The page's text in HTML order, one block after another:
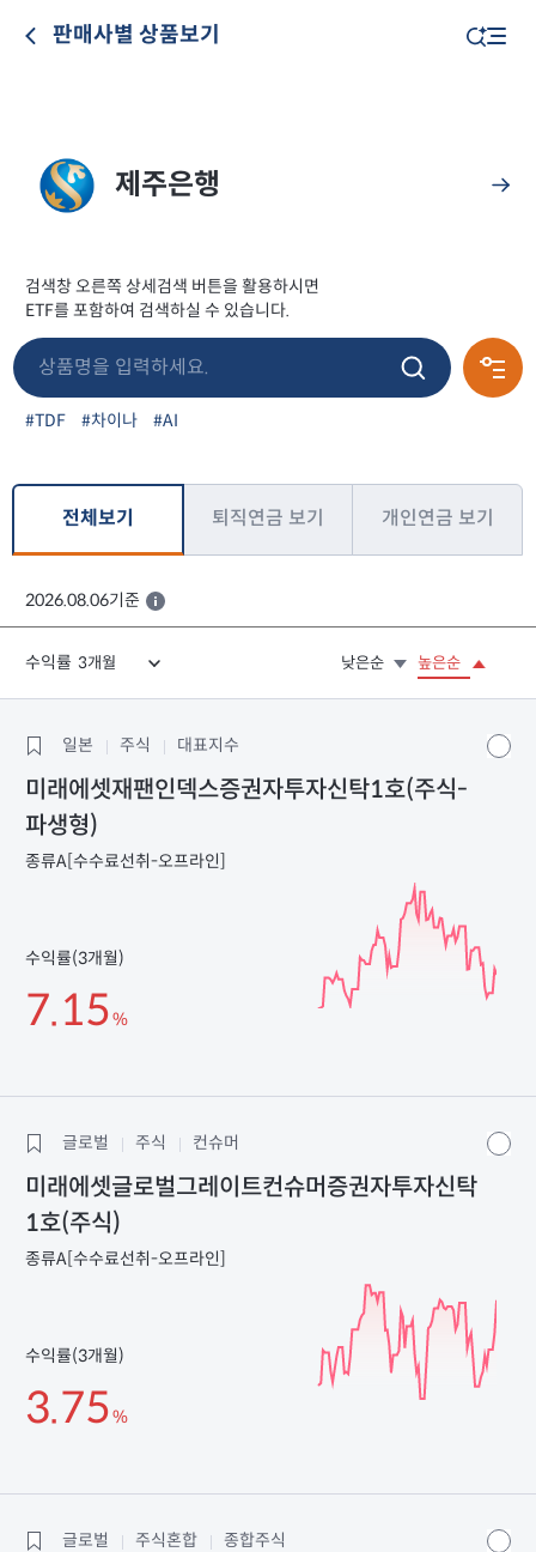
판매사별 상품보기
제주은행
검색창 오른쪽 상세검색 버튼을 활용하시면
ETF를 포함하여 검색하실 수 있습니다.
#TDF #차이나 #AI
전체보기 퇴직연금 보기 개인연금 보기
2026.08.06기준
수익률 낮은순 높은순
일본 주식 대표지수
미래에셋재팬인덱스증권자투자신탁1호(주식-
파생형)
종류A[수수료선취-오프라인]
수익률(3개월)
7.15%
글로벌 주식 컨슈머
미래에셋글로벌그레이트컨슈머증권자투자신탁
1호(주식)
종류A[수수료선취-오프라인]
수익률(3개월)
3.75%
글로벌 주식혼합 종합주식